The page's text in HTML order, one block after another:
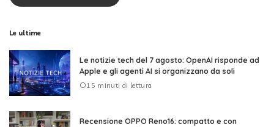
Le ultime
Le notizie tech del 7 agosto: OpenAI risponde ad
Apple e gli agenti AI si organizzano da soli
15 minuti di lettura
Recensione OPPO Reno16: compatto e con